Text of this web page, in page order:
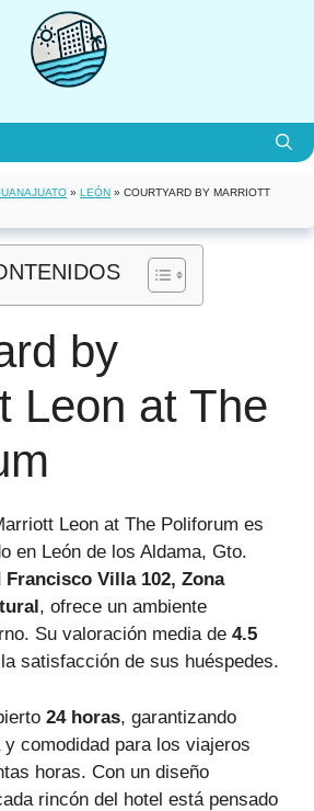
» LEÓN » COURTYARD BY MARRIOTT
by
Leon at The
Leon at The Poliforum es
en León de los Aldama, Gto.
Francisco Villa 102, Zona
, ofrece un ambiente
Su valoración media de 4.5
satisfacción de sus huéspedes.
24 horas, garantizando
comodidad para los viajeros
horas. Con un diseño
rincón del hotel está pensado